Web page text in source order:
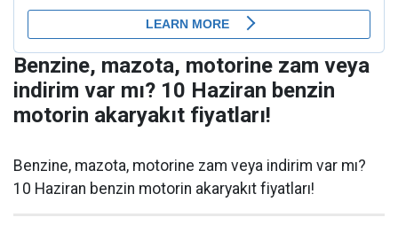
Benzine, mazota, motorine zam veya
indirim var mı? 10 Haziran benzin
motorin akaryakıt fiyatları!
Benzine, mazota, motorine zam veya indirim var mı?
10 Haziran benzin motorin akaryakıt fiyatları!